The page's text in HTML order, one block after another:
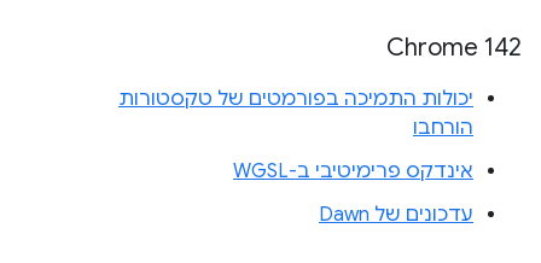
Chrome 142
יכולות התמיכה בפורמטים של טקסטורות
הורחבו
אינדקס פרימיטיבי ב-WGSL
עדכונים של Dawn